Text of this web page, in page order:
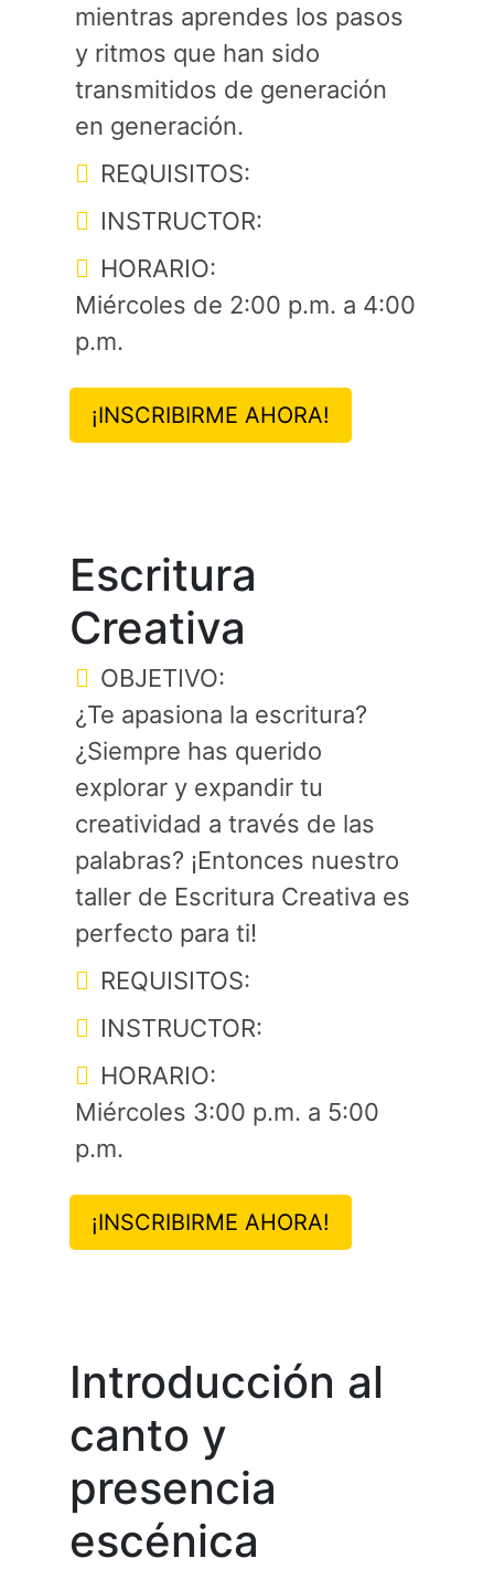
mientras aprendes los pasos
y ritmos que han sido
transmitidos de generación
en generación.
REQUISITOS:
INSTRUCTOR:
HORARIO:
Miércoles de 2:00 p.m. a 4:00
p.m.
¡INSCRIBIRME AHORA!
Escritura
Creativa
OBJETIVO:
¿Te apasiona la escritura?
¿Siempre has querido
explorar y expandir tu
creatividad a través de las
palabras? ¡Entonces nuestro
taller de Escritura Creativa es
perfecto para ti!
REQUISITOS:
INSTRUCTOR:
HORARIO:
Miércoles 3:00 p.m. a 5:00
p.m.
¡INSCRIBIRME AHORA!
Introducción al
canto y
presencia
escénica